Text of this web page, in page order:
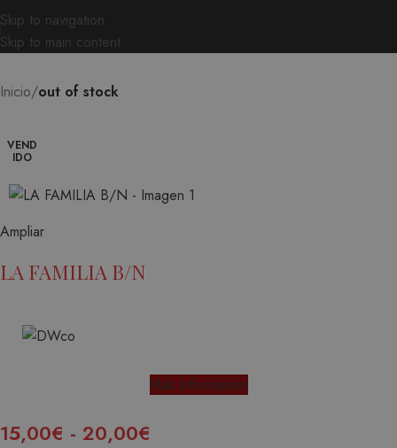
Skip to navigation
Skip to main content
Inicio out of stock
VEND
IDO
Ampliar
LA FAMILIA B/N
Más Información
15,00€ - 20,00€